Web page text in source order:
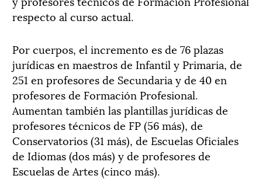
respecto al curso actual.
Por cuerpos, el incremento es de 76 plazas
jurídicas en maestros de Infantil y Primaria, de
251 en profesores de Secundaria y de 40 en
profesores de Formación Profesional.
Aumentan también las plantillas jurídicas de
profesores técnicos de FP (56 más), de
Conservatorios (31 más), de Escuelas Oficiales
de Idiomas (dos más) y de profesores de
Escuelas de Artes (cinco más).